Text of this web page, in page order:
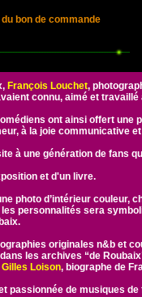
bon de commande
François Louchet,
connu, aimé et travaillé
ont ainsi offert une
à la joie communicative et
à une génération de fans
et d'un livre.
photo d’intérieur couleur,
personnalités sera
originales n&b et
les archives “de
Gilles Loison, biographe de
passionnée de musiques de